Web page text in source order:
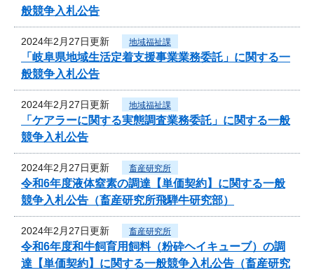
般競争入札公告
2024年2月27日更新 地域福祉課
「岐阜県地域生活定着支援事業業務委託」に関する一
般競争入札公告
2024年2月27日更新 地域福祉課
「ケアラーに関する実態調査業務委託」に関する一般
競争入札公告
2024年2月27日更新 畜産研究所
令和6年度液体窒素の調達【単価契約】に関する一般
競争入札公告（畜産研究所飛騨牛研究部）
2024年2月27日更新 畜産研究所
令和6年度和牛飼育用飼料（粉砕ヘイキューブ）の調
達【単価契約】に関する一般競争入札公告（畜産研究